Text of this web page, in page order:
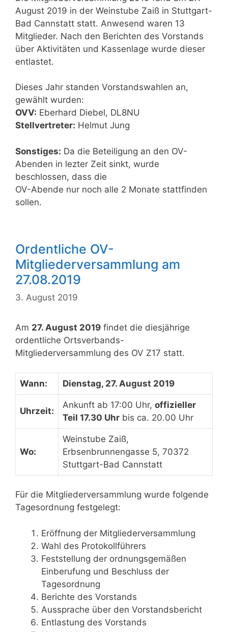
August 2019 in der Weinstube Zaiß in Stuttgart-
Bad Cannstatt statt. Anwesend waren 13
Mitglieder. Nach den Berichten des Vorstands
über Aktivitäten und Kassenlage wurde dieser
entlastet.
Dieses Jahr standen Vorstandswahlen an,
gewählt wurden:
OVV: Eberhard Diebel, DL8NU
Stellvertreter: Helmut Jung
Sonstiges: Da die Beteiligung an den OV-
Abenden in lezter Zeit sinkt, wurde
beschlossen, dass die
OV-Abende nur noch alle 2 Monate stattfinden
sollen.
Ordentliche OV-
Mitgliederversammlung am
27.08.2019
3. August 2019
Am 27. August 2019 findet die diesjährige
ordentliche Ortsverbands-
Mitgliederversammlung des OV Z17 statt.
Wann: Dienstag, 27. August 2019
Uhrzeit:
Ankunft ab 17:00 Uhr, offizieller
Teil 17.30 Uhr bis ca. 20.00 Uhr
Wo:
Weinstube Zaiß,
Erbsenbrunnengasse 5, 70372
Stuttgart-Bad Cannstatt
Für die Mitgliederversammlung wurde folgende
Tagesordnung festgelegt:
Eröffnung der Mitgliederversammlung
Wahl des Protokollführers
Feststellung der ordnungsgemäßen
Einberufung und Beschluss der
Tagesordnung
Berichte des Vorstands
Aussprache über den Vorstandsbericht
Entlastung des Vorstands